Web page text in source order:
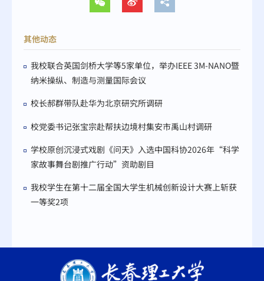
其他动态
我校联合英国剑桥大学等5家单位，举办IEEE 3M-NANO暨
纳米操纵、制造与测量国际会议
校长郝群带队赴华为北京研究所调研
校党委书记张宝宗赴帮扶边境村集安市禹山村调研
学校原创沉浸式戏剧《问天》入选中国科协2026年“科学
家故事舞台剧推广行动”资助剧目
我校学生在第十二届全国大学生机械创新设计大赛上斩获
一等奖2项